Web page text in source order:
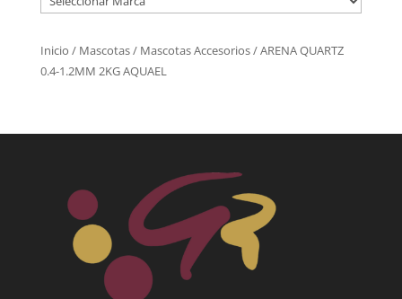
Inicio / Mascotas/ Mascotas Accesorios/ ARENA QUARTZ
0.4-1.2MM 2KG AQUAEL